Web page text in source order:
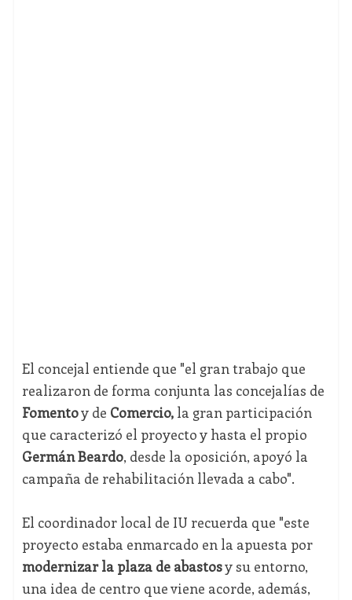
El concejal entiende que "el gran trabajo que
realizaron de forma conjunta las concejalías de
Fomentoy de Comercio,la gran participación
que caracterizó el proyecto y hasta el propio
Germán Beardo, desde la oposición, apoyó la
campaña de rehabilitación llevada a cabo".
El coordinador local de IU recuerda que "este
proyecto estaba enmarcado en la apuesta por
modernizar la plaza de abastosy su entorno,
una idea de centro que viene acorde, además,